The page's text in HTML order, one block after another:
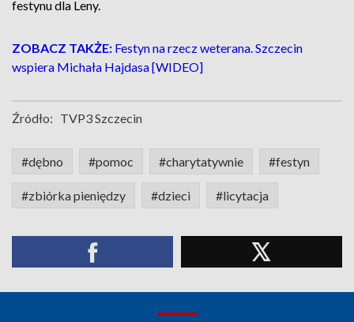
festynu dla Leny.
ZOBACZ TAKŻE: Festyn na rzecz weterana. Szczecin
wspiera Michała Hajdasa [WIDEO]
Źródło: TVP3 Szczecin
#dębno #pomoc #charytatywnie #festyn
#zbiórka pieniędzy #dzieci #licytacja